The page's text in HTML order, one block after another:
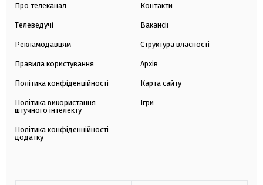
Про телеканал
Телеведучі
Рекламодавцям
Правила користування
Політика конфіденційності
Політика використання
штучного інтелекту
Політика конфіденційності
додатку
Контакти
Вакансії
Структура власності
Архів
Карта сайту
Ігри